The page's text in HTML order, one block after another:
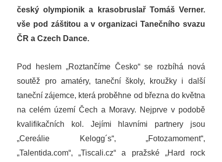
český olympionik a krasobruslař Tomáš Verner.
vše pod záštitou a v organizaci Tanečního svazu
ČR a Czech Dance.
Pod heslem „Roztančíme Česko“ se rozbíhá nová
soutěž pro amatéry, taneční školy, kroužky i další
taneční zájemce, která proběhne od března do května
na celém území Čech a Moravy. Nejprve v podobě
kvalifikačních kol. Jejími hlavními partnery jsou
„Cereálie Kelogg´s“, „Fotozamoment“,
„Talentida.com“, „Tiscali.cz“ a pražské „Hard rock